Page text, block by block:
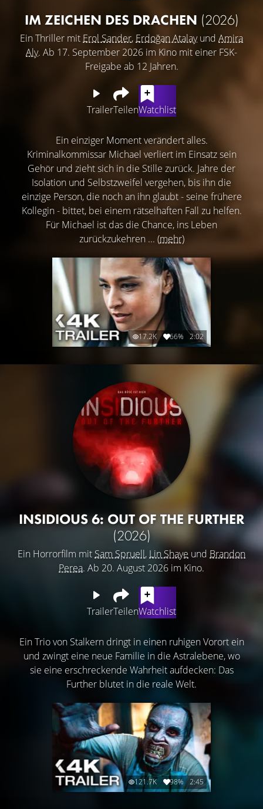
IM ZEICHEN DES DRACHEN (2026)
Ein Thriller mit Erol Sander, Erdoğan Atalayund Amira
Aly. Ab 17. September 2026 im Kino mit einer FSK-
Freigabe ab 12 Jahren.
TrailerTeilenWatchlist
Ein einziger Moment verändert alles.
Kriminalkommissar Michael verliert im Einsatz sein
Gehör und zieht sich in die Stille zurück. Jahre der
Isolation und Selbstzweifel vergehen, bis ihn die
einzige Person, die noch an ihn glaubt - seine frühere
Kollegin - bittet, bei einem rätselhaften Fall zu helfen.
Für Michael ist das die Chance, ins Leben
zurückzukehren ... (mehr)
17.2K 66% 2:02
INSIDIOUS 6: OUT OF THE FURTHER
(2026)
Ein Horrorfilm mit Sam Spruell, Lin Shaye und Brandon
Perea. Ab 20. August 2026 im Kino.
TrailerTeilenWatchlist
Ein Trio von Stalkern dringt in einen ruhigen Vorort ein
und zwingt eine neue Familie in die Astralebene, wo
sie eine erschreckende Wahrheit aufdecken: Das
Further blutet in die reale Welt.
121.7K 98% 2:45